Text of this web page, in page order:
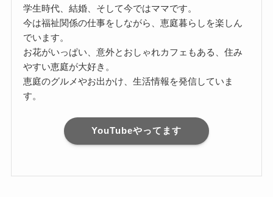
学生時代、結婚、そして今ではママです。
今は福祉関係の仕事をしながら、恵庭暮らしを楽しん
でいます。
お花がいっぱい、意外とおしゃれカフェもある、住み
やすい恵庭が大好き。
恵庭のグルメやお出かけ、生活情報を発信していま
す。
YouTubeやってます